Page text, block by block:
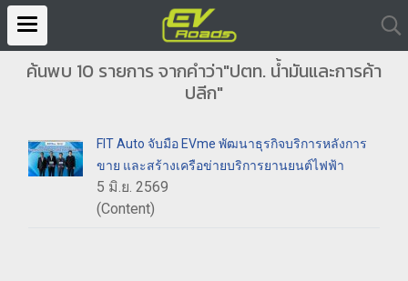
ค้นพบ 10 รายการ จากคำว่า"ปตท. น้ำมันและการค้า
ปลีก"
FIT Auto จับมือ EVme พัฒนาธุรกิจบริการหลังการ
ขาย และสร้างเครือข่ายบริการยานยนต์ไฟฟ้า
5 มิ.ย. 2569
(Content)